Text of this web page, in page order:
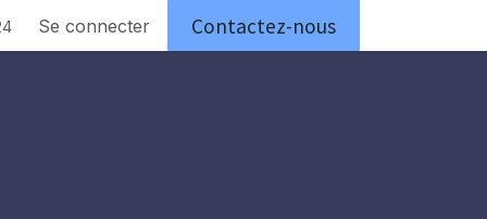
Postes centre de loisir
Se connecter Contactez-nous